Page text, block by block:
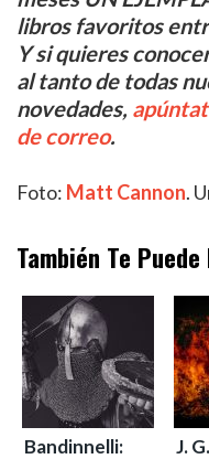
libros favoritos
Y si quieres
al tanto de todas
novedades,
de correo.
Foto: Matt Cannon.
También Te
Bandinnelli:
J.